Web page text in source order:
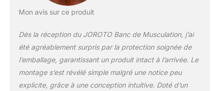
l'inclinaison. Les
goupilles métalliques
robustes s'insèrent
directement dans les
ouvertures prévues à cet
effet, garantissant une
Mon avis sur ce produit
Dès la réception du JOROTO Banc de Musculation, j’ai
été agréablement surpris par la protection soignée de
l’emballage, garantissant un produit intact à l’arrivée. Le
montage s’est révélé simple malgré une notice peu
explicite, grâce à une conception intuitive. Doté d’un